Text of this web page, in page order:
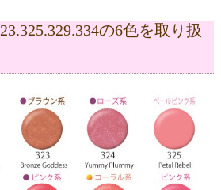
の6色を取り扱